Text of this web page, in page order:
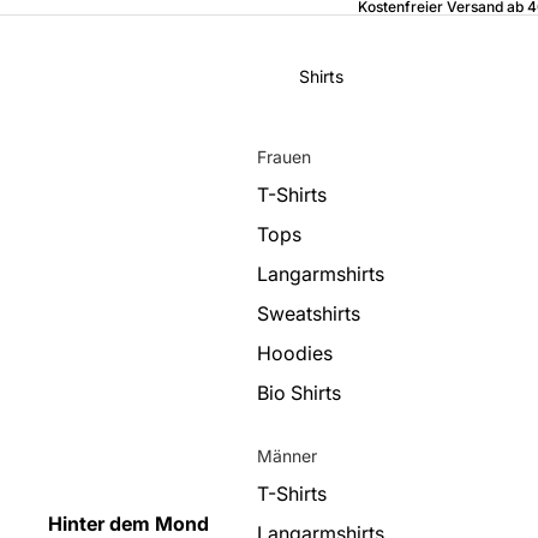
Kostenfreier Versand ab
Hinter dem Mond
Shirts
Frauen
T-Shirts
Tops
Langarmshirts
Sweatshirts
Hoodies
Bio Shirts
Männer
T-Shirts
Langarmshirts